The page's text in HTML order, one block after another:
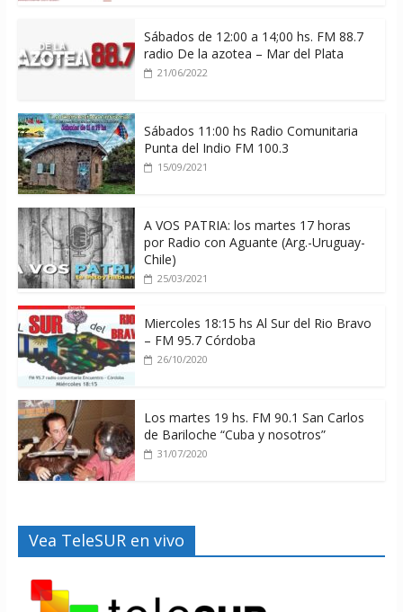
Sábados de 12:00 a 14;00 hs. FM 88.7
radio De la azotea – Mar del Plata
21/06/2022
Sábados 11:00 hs Radio Comunitaria
Punta del Indio FM 100.3
15/09/2021
A VOS PATRIA: los martes 17 horas
por Radio con Aguante (Arg.-Uruguay-
Chile)
25/03/2021
Miercoles 18:15 hs Al Sur del Rio Bravo
– FM 95.7 Córdoba
26/10/2020
Los martes 19 hs. FM 90.1 San Carlos
de Bariloche “Cuba y nosotros”
31/07/2020
Vea TeleSUR en vivo